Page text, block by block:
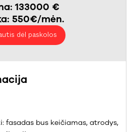
133000 €
550€/mėn.
dėl paskolos
fasadas bus keičiamas, atrodys,